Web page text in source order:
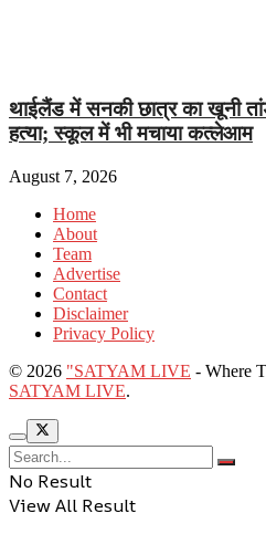
थाईलैंड में सनकी छात्र का खूनी
हत्या; स्कूल में भी मचाया कत्लेआम
August 7, 2026
Home
About
Team
Advertise
Contact
Disclaimer
Privacy Policy
© 2026 "SATYAM LIVE - Where
SATYAM LIVE.
No Result
View All Result